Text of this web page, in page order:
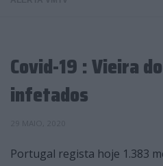
Covid-19 : Vieira
infetados
Portugal regista hoje 1.383